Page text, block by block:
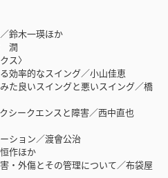
鈴木一瑛ほか
潤
ス〉
効率的なスイング／小山佳恵
た良いスイングと悪いスイング／橋
シークエンスと障害／西中直也
ション／渡會公治
作ほか
・外傷とその管理について／布袋屋